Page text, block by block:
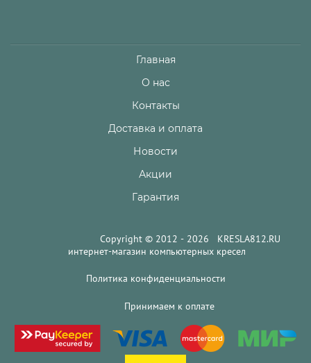
Главная
О нас
Контакты
Доставка и оплата
Новости
Акции
Гарантия
Copyright © 2012 - 2026 KRESLA812.RU
интернет-магазин компьютерных кресел
Политика конфиденциальности
Принимаем к оплате